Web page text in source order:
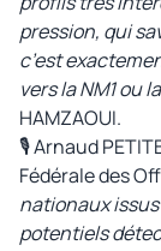
pression, qui
c’est
vers la NM1 ou
HAMZAOUI.
🎙️ Arnaud
Fédérale des
nationaux
potentiels